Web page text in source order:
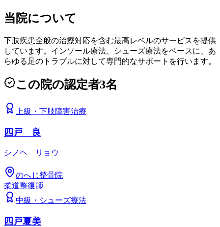
当院について
下肢疾患全般の治療対応を含む最高レベルのサービスを提供
しています。インソール療法、シューズ療法をベースに、あ
らゆる足のトラブルに対して専門的なサポートを行います。
この院の認定者3名
上級 ・ 下肢障害治療
四戸 良
シノヘ リョウ
のへじ整骨院
柔道整復師
中級 ・ シューズ療法
四戸夏美